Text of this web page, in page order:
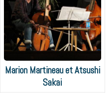
Marion Martineau et Atsushi
Sakai